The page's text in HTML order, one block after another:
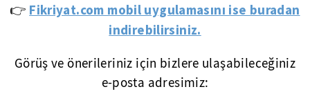
👉 Fikriyat.com mobil uygulamasını ise buradan
indirebilirsiniz.
Görüş ve önerileriniz için bizlere ulaşabileceğiniz
e-posta adresimiz: